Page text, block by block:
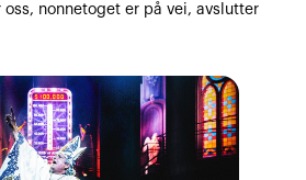
oss, nonnetoget er på vei, avslutter